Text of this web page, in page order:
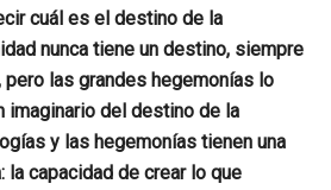
cuál es el destino de la
nunca tiene un destino, siempre
pero las grandes hegemonías lo
imaginario del destino de la
y las hegemonías tienen una
la capacidad de crear lo que